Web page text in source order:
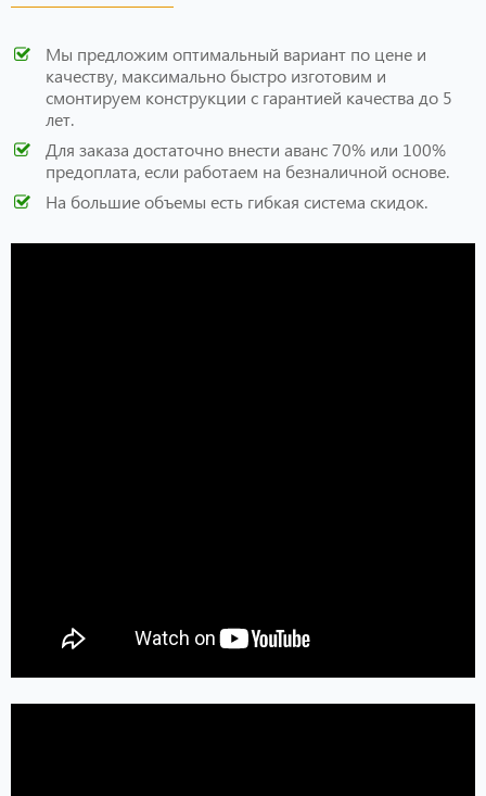
Мы предложим оптимальный вариант по цене и
качеству, максимально быстро изготовим и
смонтируем конструкции с гарантией качества до 5
лет.
Для заказа достаточно внести аванс 70% или 100%
предоплата, если работаем на безналичной основе.
На большие объемы есть гибкая система скидок.